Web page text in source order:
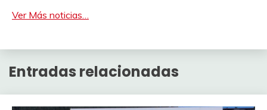
Ver Más noticias…
Entradas relacionadas